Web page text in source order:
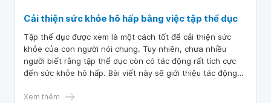
Cải thiện sức khỏe hô hấp bằng việc tập thể dục
Tập thể dục được xem là một cách tốt để cải thiện sức
khỏe của con người nói chung. Tuy nhiên, chưa nhiều
người biết rằng tập thể dục còn có tác động rất tích cực
đến sức khỏe hô hấp. Bài viết này sẽ giới thiệu tác động
tối đa hóa lợi ích này. Cải thiện sức khỏe hô hấp bằng việc
Xem thêm